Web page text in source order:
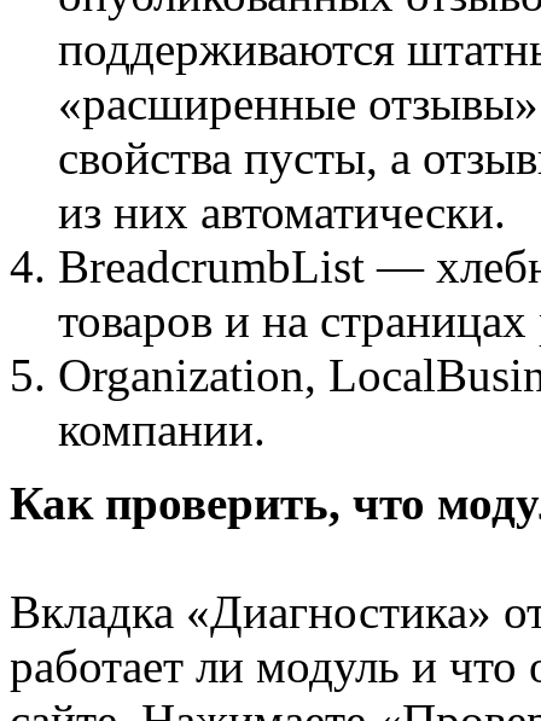
поддерживаются
«расширенные
свойства пусты, а
из них автоматически.
BreadcrumbList —
товаров и на страницах
Organization,
компании.
Как проверить, что
Вкладка «Диагностика»
работает ли модуль и